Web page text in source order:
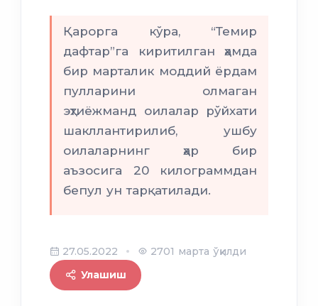
Қарорга кўра, “Темир
дафтар”га киритилган ҳамда
бир марталик моддий ёрдам
пулларини олмаган
эҳтиёжманд оилалар рўйхати
шакллантирилиб, ушбу
оилаларнинг ҳар бир
аъзосига 20 килограммдан
бепул ун тарқатилади.
27.05.2022
2701 марта ўқилди
Улашиш